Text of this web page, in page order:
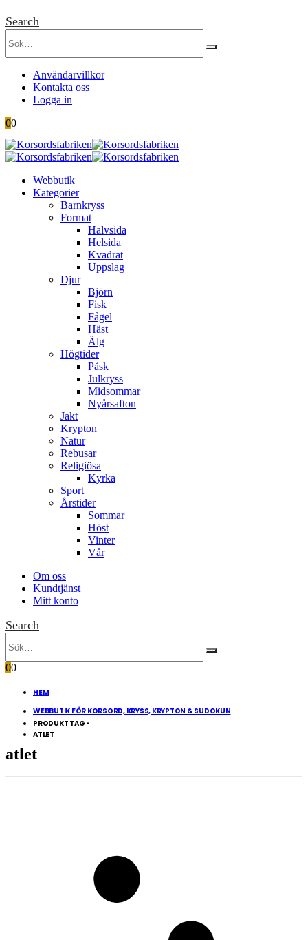
Search
Användarvillkor
Kontakta oss
Logga in
00
Webbutik
Kategorier
Barnkryss
Format
Halvsida
Helsida
Kvadrat
Uppslag
Djur
Björn
Fisk
Fågel
Häst
Älg
Högtider
Påsk
Julkryss
Midsommar
Nyårsafton
Jakt
Krypton
Natur
Rebusar
Religiösa
Kyrka
Sport
Årstider
Sommar
Höst
Vinter
Vår
Om oss
Kundtjänst
Mitt konto
Search
00
HEM
WEBBUTIK FÖR KORSORD, KRYSS, KRYPTON & SUDOKUN
PRODUKT TAG -
ATLET
atlet